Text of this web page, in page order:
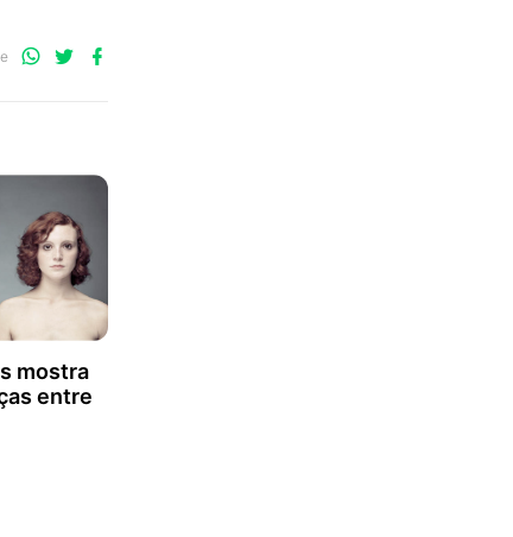
Compartilhe
Compartilhe
mostra
entre